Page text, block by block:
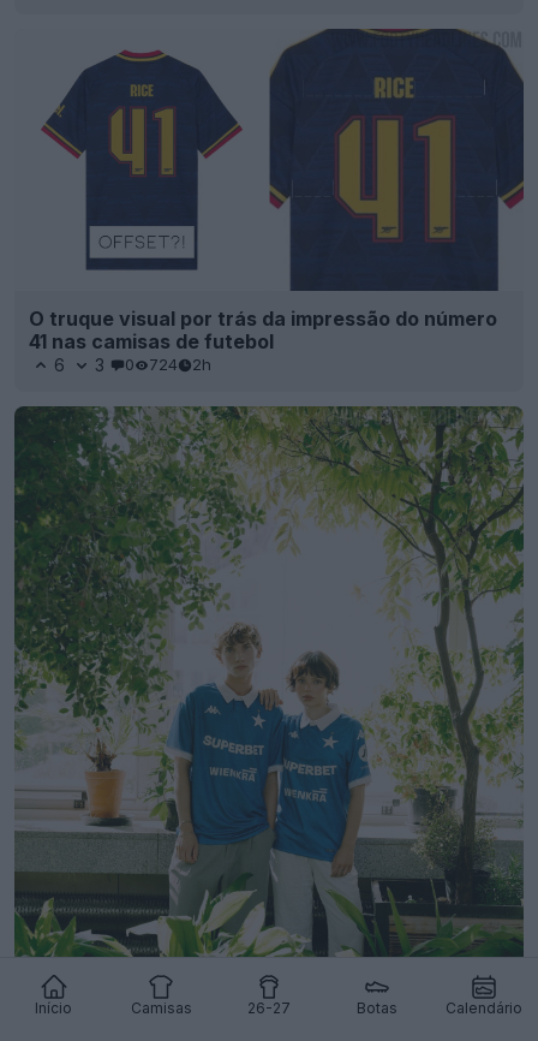
Início Camisas 26-27 Botas Calendário
O truque visual por trás da impressão do número
41 nas camisas de futebol
6 3 0 724 2h